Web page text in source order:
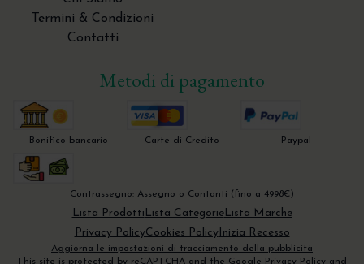
Termini & Condizioni
Contatti
Metodi di pagamento
Bonifico bancario Carte di Credito Paypal
Contrassegno: Assegno o Contanti (fino a 4998€)
Lista Prodotti Lista CategorieLista Marche
Privacy PolicyCookies PolicyInizia Recesso
Aggiorna le impostazioni di tracciamento della pubblicità
This site is protected by reCAPTCHA and the Google Privacy Policy and